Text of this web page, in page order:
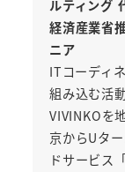
ルティング
経済産業省
ニア
ITコーディ
組み込む活
VIVINKOを
京からUタ
ドサービス